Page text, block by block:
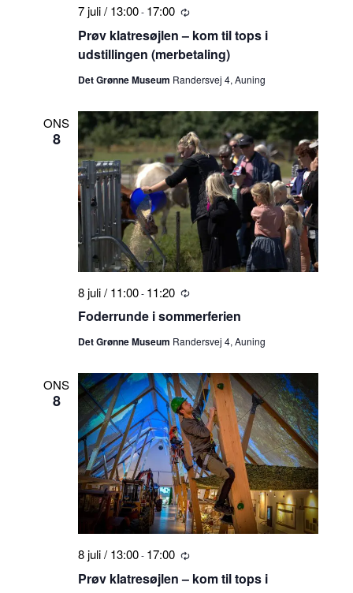
Prøv klatresøjlen – kom til tops i
udstillingen (merbetaling)
7 juli / 13:00- 17:00 Tilbagevendende
Det Grønne Museum Randersvej 4, Auning
ONS
8
Foderrunde i sommerferien
8 juli / 11:00- 11:20 Tilbagevendende
Det Grønne Museum Randersvej 4, Auning
ONS
8
Prøv klatresøjlen – kom til tops i
8 juli / 13:00- 17:00 Tilbagevendende